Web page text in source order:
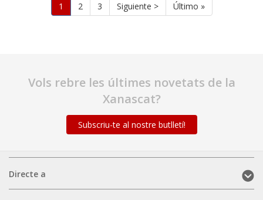
Pàgina
actual
1 Pàgina
2 Pàgina
3
Pàgina
següent
Siguiente >
Última
pàgina
Último »
Vols rebre les últimes novetats de la
Xanascat?
Subscriu-te al nostre butlletí!
Directe
a
Directe a